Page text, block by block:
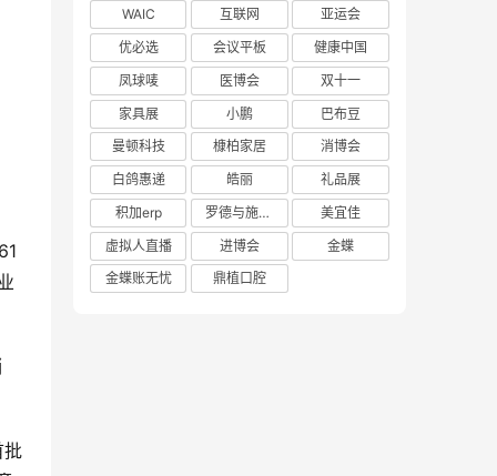
批
WAIC
互联网
亚运会
优必选
会议平板
健康中国
凤球唛
医博会
双十一
家具展
小鹏
巴布豆
曼顿科技
槺柏家居
消博会
白鸽惠递
皓丽
礼品展
积加erp
罗德与施瓦茨
美宜佳
虚拟人直播
进博会
金蝶
金蝶账无忧
鼎植口腔